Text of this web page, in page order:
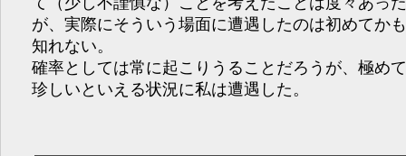
が、実際にそういう場面に遭遇したのは初めてか
知れない。
確率としては常に起こりうることだろうが、極め
珍しいといえる状況に私は遭遇した。